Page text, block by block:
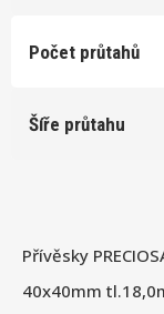
Přívěsky
40x40mm
Počet průtahů
Šíře průtahu